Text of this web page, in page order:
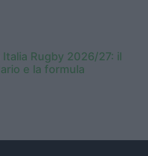
Italia Rugby 2026/27: il
e la formula